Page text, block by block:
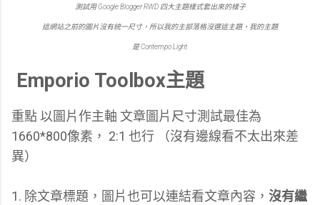
測試用 Google Blogger RWD 四大主題樣式套出來的樣子
這網站之前的圖片沒有統一尺寸，所以我的主部落格沒選這主題，我的主題
是 Contempo Light
Emporio Toolbox主題
重點 以圖片作主軸 文章圖片尺寸測試最佳為
1660*800像素， 2:1 也行 （沒有邊線看不太出來差
異）
1. 除文章標題，圖片也可以連結看文章內容， 沒有繼